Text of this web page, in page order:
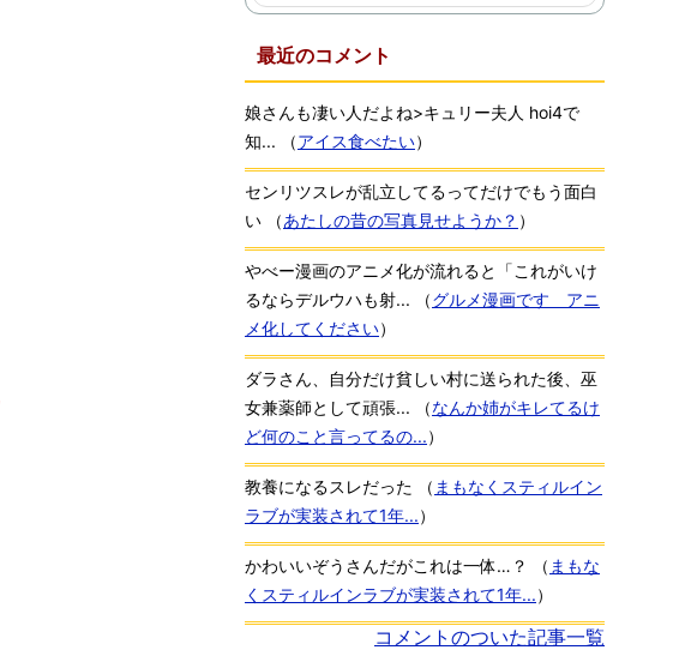
最近のコメント
娘さんも凄い人だよね>キュリー夫人 hoi4で
知...
（アイス食べたい）
センリツスレが乱立してるってだけでもう面白
い
（あたしの昔の写真見せようか？ ）
やべー漫画のアニメ化が流れると「これがいけ
るならデルウハも射...
（グルメ漫画です アニ
メ化してください）
ダラさん、自分だけ貧しい村に送られた後、巫
女兼薬師として頑張...
（なんか姉がキレてるけ
ど何のこと言ってるの...）
教養になるスレだった （ まもなくスティルイン
ラブが実装されて1年...）
かわいいぞうさんだがこれは一体…？ （ まもな
くスティルインラブが実装されて1年...）
コメントのついた記事一覧